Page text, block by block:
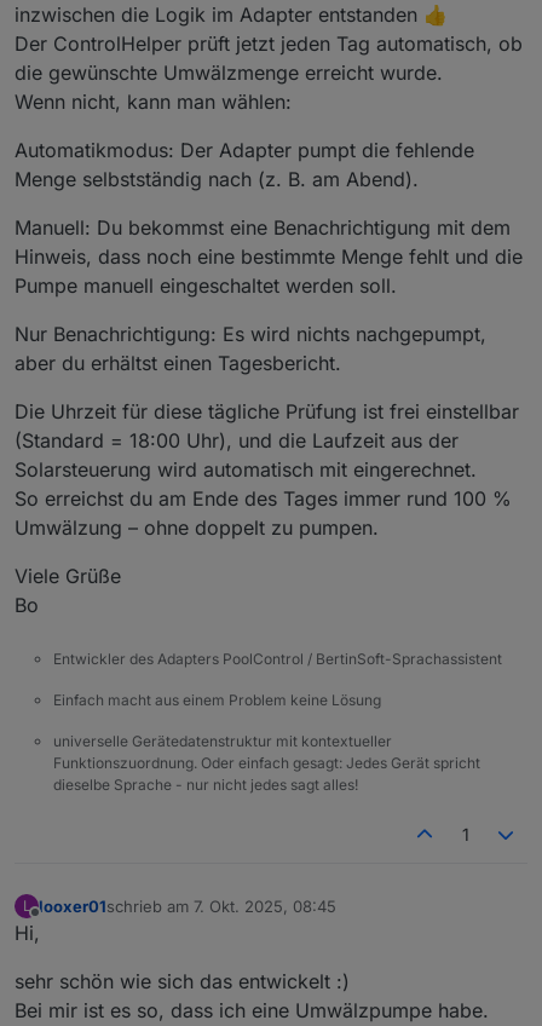
inzwischen die Logik im Adapter entstanden 👍
Der ControlHelper prüft jetzt jeden Tag automatisch, ob
die gewünschte Umwälzmenge erreicht wurde.
Wenn nicht, kann man wählen:
Automatikmodus: Der Adapter pumpt die fehlende
Menge selbstständig nach (z. B. am Abend).
Manuell: Du bekommst eine Benachrichtigung mit dem
Hinweis, dass noch eine bestimmte Menge fehlt und die
Pumpe manuell eingeschaltet werden soll.
Nur Benachrichtigung: Es wird nichts nachgepumpt,
aber du erhältst einen Tagesbericht.
Die Uhrzeit für diese tägliche Prüfung ist frei einstellbar
(Standard = 18:00 Uhr), und die Laufzeit aus der
Solarsteuerung wird automatisch mit eingerechnet.
So erreichst du am Ende des Tages immer rund 100 %
Umwälzung – ohne doppelt zu pumpen.
Viele Grüße
Bo
Entwickler des Adapters PoolControl / BertinSoft-Sprachassistent
Einfach macht aus einem Problem keine Lösung
universelle Gerätedatenstruktur mit kontextueller
Funktionszuordnung. Oder einfach gesagt: Jedes Gerät spricht
dieselbe Sprache - nur nicht jedes sagt alles!
1
L looxer01schrieb am 7. Okt. 2025, 08:45
zuletzt editiert von
Hi,
sehr schön wie sich das entwickelt :)
Bei mir ist es so, dass ich eine Umwälzpumpe habe.